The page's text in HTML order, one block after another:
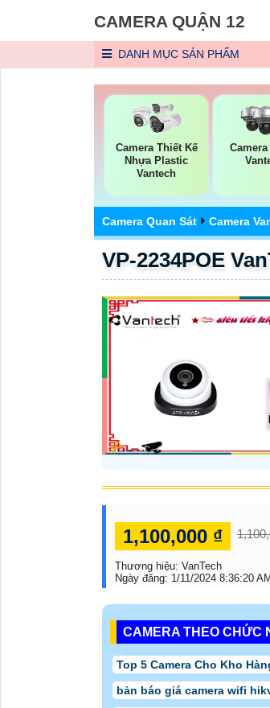
CAMERA QUẬN 12
DANH MỤC SẢN PHẨM
Camera Thiết Kế
Nhựa Plastic
Vantech
Camera Quan Sát Camera
VP-2234POE
1,100,000 ₫
Thương hiệu: VanTech
Ngày đăng: 1/11/2024 8:36:20
CAMERA THEO CHỨC
Top 5 Camera Cho Kho
bản báo giá camera wifi